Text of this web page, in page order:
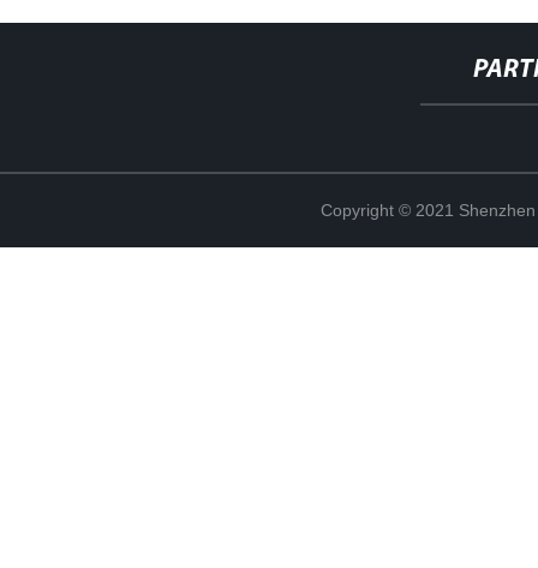
Copyright © 2021